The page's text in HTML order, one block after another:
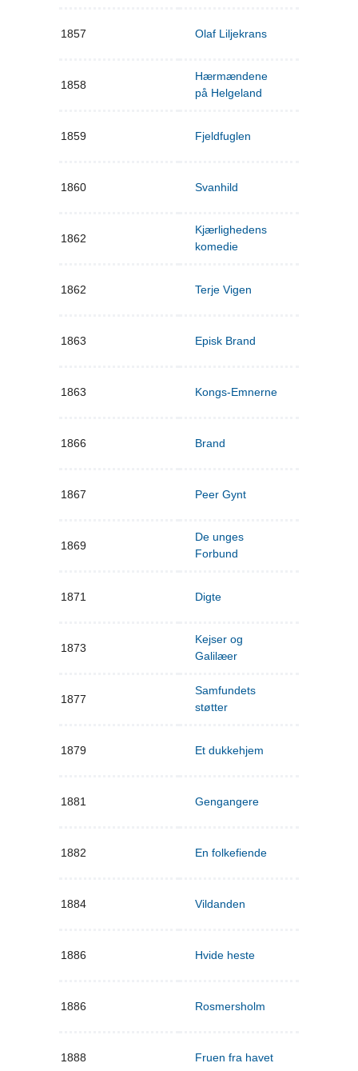
1857 Olaf Liljekrans
1858
Hærmændene
på Helgeland
1859 Fjeldfuglen
1860 Svanhild
1862
Kjærlighedens
komedie
1862 Terje Vigen
1863 Episk Brand
1863 Kongs-Emnerne
1866 Brand
1867 Peer Gynt
1869
De unges
Forbund
1871 Digte
1873
Kejser og
Galilæer
1877
Samfundets
støtter
1879 Et dukkehjem
1881 Gengangere
1882 En folkefiende
1884 Vildanden
1886 Hvide heste
1886 Rosmersholm
1888 Fruen fra havet